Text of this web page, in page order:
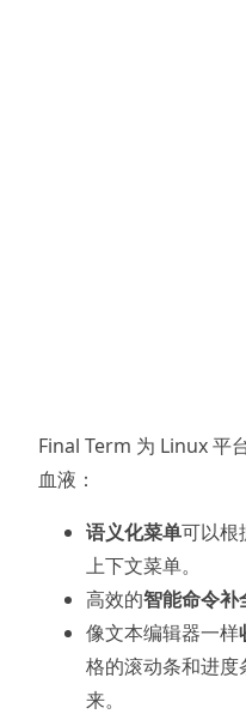
Final Term 为 Linux 平
血液：
语义化菜单可以根
上下文菜单。
高效的智能命令补
像文本编辑器一样
格的滚动条和进度
来。